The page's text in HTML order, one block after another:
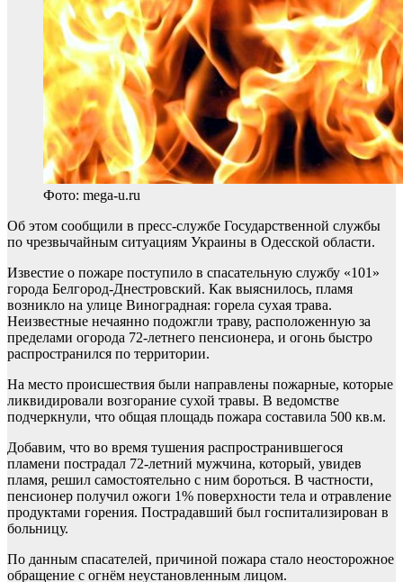
Фото: mega-u.ru
Об этом сообщили в пресс-службе Государственной службы
по чрезвычайным ситуациям Украины в Одесской области.
Известие о пожаре поступило в спасательную службу «101»
города Белгород-Днестровский. Как выяснилось, пламя
возникло на улице Виноградная: горела сухая трава.
Неизвестные нечаянно подожгли траву, расположенную за
пределами огорода 72-летнего пенсионера, и огонь быстро
распространился по территории.
На место происшествия были направлены пожарные, которые
ликвидировали возгорание сухой травы. В ведомстве
подчеркнули, что общая площадь пожара составила 500 кв.м.
Добавим, что во время тушения распространившегося
пламени пострадал 72-летний мужчина, который, увидев
пламя, решил самостоятельно с ним бороться. В частности,
пенсионер получил ожоги 1% поверхности тела и отравление
продуктами горения. Пострадавший был госпитализирован в
больницу.
По данным спасателей, причиной пожара стало неосторожное
обращение с огнём неустановленным лицом.